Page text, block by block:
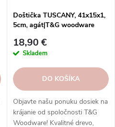
Doštička TUSCANY, 41x15x1,
5cm, agát|T&G woodware
18,90 €
Skladem
DO KOŠÍKA
Objavte našu ponuku dosiek na
krájanie od spoločnosti T&G
Woodware! Kvalitné drevo,